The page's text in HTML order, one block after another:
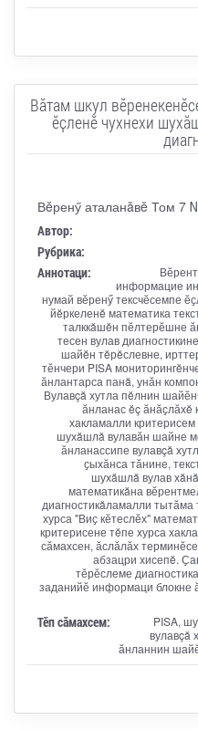
Вӑтам шкул
ӗҫленӗ чухнехи
Вĕренӳ аталанăвĕ Том 7
Автор:
Рубрика:
Аннотаци:
информацие
нумай вӗренӳ тексчӗсемпе
йĕркеленĕ математика
талккăшĕн пӗлтерӗшне
тесен вулав
шайĕн тĕрĕслевне,
тӗнчери PISA
ӑнлантарса панă, унӑн
Вулавçă хутла пĕлнин
ӑнланас ĕç ӑнӑҫлӑхĕ
хакламалли
шухăшлă вулавӑн шайне
ӑнланассипе вулавçă
ҫыхӑнса тӑнине,
шухăшлă вулав
математикăна
диагностикăламалли
хурса "Виҫ кӗтеслӗх"
критерисене тĕпе хурса
сӑмахсен, ӑслӑлӑх
абзацри хисепĕ.
тӗрӗслеме
заданийӗ информаци блокне
Тӗп сӑмахсем:
PISA,
вулавçă
ӑнланнин